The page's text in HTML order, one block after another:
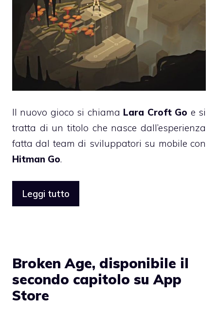
Il nuovo gioco si chiama Lara Croft Go e si
tratta di un titolo che nasce dall’esperienza
fatta dal team di sviluppatori su mobile con
Hitman Go.
Leggi tutto
Broken Age, disponibile il
secondo capitolo su App
Store